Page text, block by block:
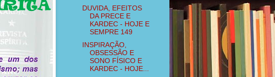
DUVIDA, EFEITOS
DA PRECE E
KARDEC - HOJE E
SEMPRE 149
INSPIRAÇÃO,
OBSESSÃO E
SONO FÍSICO E
KARDEC - HOJE...